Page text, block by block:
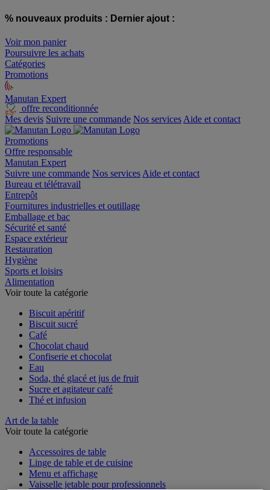
% nouveaux produits : Dernier ajout :
Voir mon panier
Poursuivre les achats
Catégories
Promotions
Manutan Expert
offre reconditionnée
Mes devis Suivre une commande Nos services Aide et contact
Promotions
Offre responsable
Manutan Expert
Suivre une commande Nos services Aide et contact
Bureau et télétravail
Entrepôt
Fournitures industrielles et outillage
Emballage et bac
Sécurité et santé
Espace extérieur
Restauration
Hygiène
Sports et loisirs
Alimentation
Voir toute la catégorie
Biscuit apéritif
Biscuit sucré
Café
Chocolat chaud
Confiserie et chocolat
Eau
Soda, thé glacé et jus de fruit
Sucre et agitateur café
Thé et infusion
Art de la table
Voir toute la catégorie
Accessoires de table
Linge de table et de cuisine
Menu et affichage
Vaisselle jetable pour professionnels